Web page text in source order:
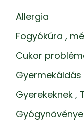
Allergia
Fogyókúra ,
Cukor
Gyermekáldás
Gyerekeknek ,